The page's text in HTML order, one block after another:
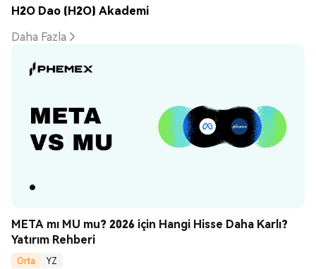
H2O Dao (H2O) Akademi
Daha Fazla
META mı MU mu? 2026 için Hangi Hisse Daha Karlı?
Yatırım Rehberi
Orta
YZ